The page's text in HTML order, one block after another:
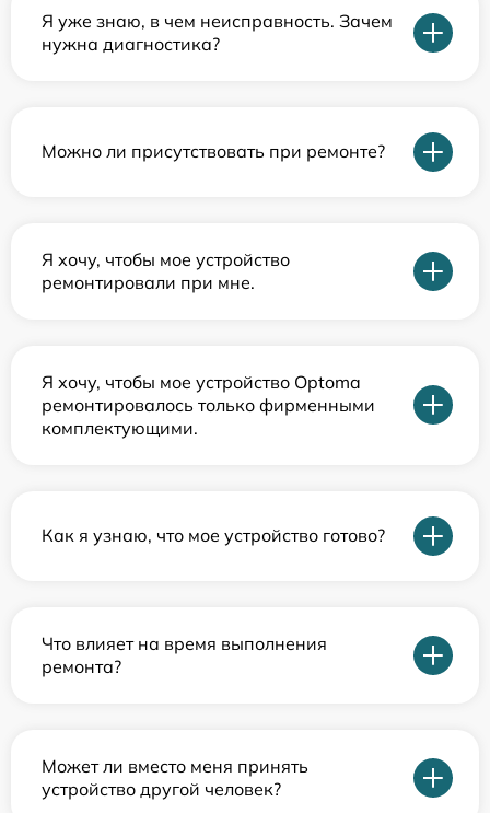
Я уже знаю, в чем неисправность. Зачем
нужна диагностика?
Можно ли присутствовать при ремонте?
Я хочу, чтобы мое устройство
ремонтировали при мне.
Я хочу, чтобы мое устройство Optoma
ремонтировалось только фирменными
комплектующими.
Как я узнаю, что мое устройство готово?
Что влияет на время выполнения
ремонта?
Может ли вместо меня принять
устройство другой человек?